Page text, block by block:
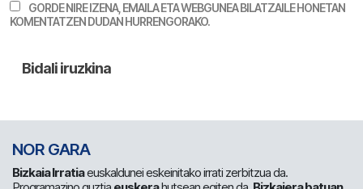
GORDE NIRE IZENA, EMAILA ETA WEBGUNEA BILATZAILE HONETAN
KOMENTATZEN DUDAN HURRENGORAKO.
NOR GARA
Bizkaia Irratiaeuskaldunei eskeinitako irrati zerbitzua da.